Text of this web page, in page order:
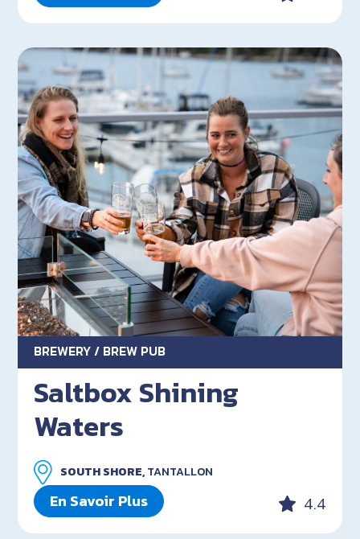
BREWERY / BREW PUB
Saltbox Shining
Waters
SOUTH SHORE,TANTALLON
En Savoir Plus 4.4